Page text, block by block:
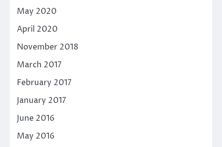
May 2020
April 2020
November 2018
March 2017
February 2017
January 2017
June 2016
May 2016